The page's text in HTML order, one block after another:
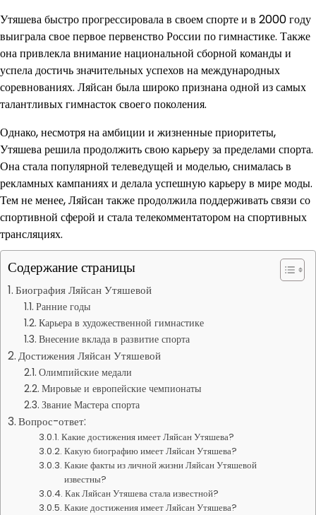
Утяшева быстро прогрессировала в своем спорте и в 2000 году
выиграла свое первое первенство России по гимнастике. Также
она привлекла внимание национальной сборной команды и
успела достичь значительных успехов на международных
соревнованиях. Ляйсан была широко признана одной из самых
талантливых гимнасток своего поколения.
Однако, несмотря на амбиции и жизненные приоритеты,
Утяшева решила продолжить свою карьеру за пределами спорта.
Она стала популярной телеведущей и моделью, снималась в
рекламных кампаниях и делала успешную карьеру в мире моды.
Тем не менее, Ляйсан также продолжила поддерживать связи со
спортивной сферой и стала телекомментатором на спортивных
трансляциях.
Содержание страницы
Биография Ляйсан Утяшевой
Ранние годы
Карьера в художественной гимнастике
Внесение вклада в развитие спорта
Достижения Ляйсан Утяшевой
Олимпийские медали
Мировые и европейские чемпионаты
Звание Мастера спорта
Вопрос-ответ:
Какие достижения имеет Ляйсан Утяшева?
Какую биографию имеет Ляйсан Утяшева?
Какие факты из личной жизни Ляйсан Утяшевой
известны?
Как Ляйсан Утяшева стала известной?
Какие достижения имеет Ляйсан Утяшева?